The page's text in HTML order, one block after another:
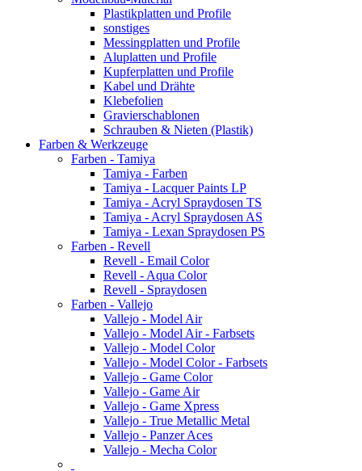
Plastikplatten und Profile
sonstiges
Messingplatten und Profile
Aluplatten und Profile
Kupferplatten und Profile
Kabel und Drähte
Klebefolien
Gravierschablonen
Schrauben & Nieten (Plastik)
Farben & Werkzeuge
Farben - Tamiya
Tamiya - Farben
Tamiya - Lacquer Paints LP
Tamiya - Acryl Spraydosen TS
Tamiya - Acryl Spraydosen AS
Tamiya - Lexan Spraydosen PS
Farben - Revell
Revell - Email Color
Revell - Aqua Color
Revell - Spraydosen
Farben - Vallejo
Vallejo - Model Air
Vallejo - Model Air - Farbsets
Vallejo - Model Color
Vallejo - Model Color - Farbsets
Vallejo - Game Color
Vallejo - Game Air
Vallejo - Game Xpress
Vallejo - True Metallic Metal
Vallejo - Panzer Aces
Vallejo - Mecha Color